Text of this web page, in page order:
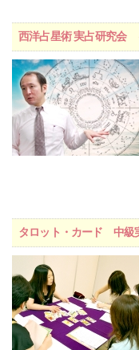
西洋占星術 実占研究会
タロット・カード 中級